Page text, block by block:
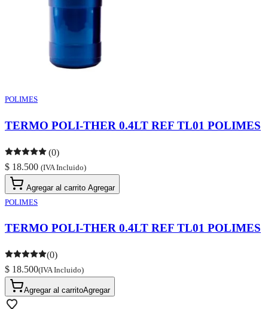
POLIMES
TERMO POLI-THER 0.4LT REF TL01 POLIMES
(0)
$ 18.500 (IVA Incluido)
Agregar al carrito Agregar
POLIMES
TERMO POLI-THER 0.4LT REF TL01 POLIMES
(0)
$ 18.500(IVA Incluido)
Agregar al carritoAgregar